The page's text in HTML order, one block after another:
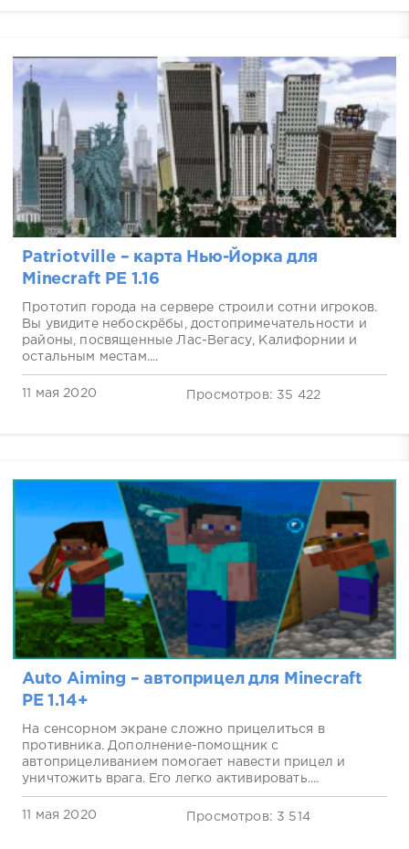
Patriotville – карта Нью-Йорка для
Minecraft PE 1.16
Прототип города на сервере строили сотни игроков.
Вы увидите небоскрёбы, достопримечательности и
районы, посвященные Лас-Вегасу, Калифорнии и
остальным местам....
11 мая 2020 Просмотров: 35 422
Auto Aiming – автоприцел для Minecraft
PE 1.14+
На сенсорном экране сложно прицелиться в
противника. Дополнение-помощник с
автоприцеливанием помогает навести прицел и
уничтожить врага. Его легко активировать....
11 мая 2020 Просмотров: 3 514